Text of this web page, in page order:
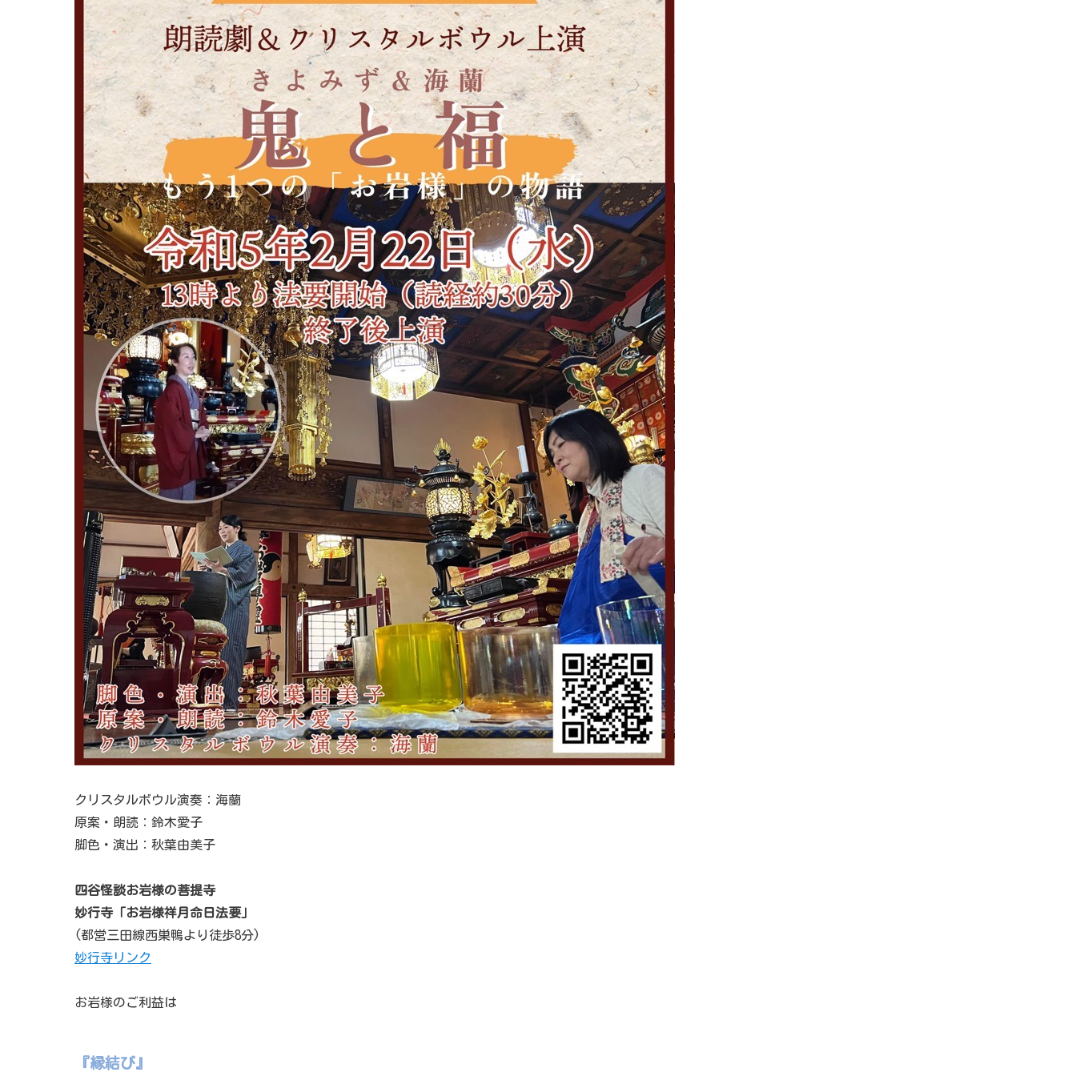
クリスタルボウル演奏：海蘭
原案・朗読：鈴木愛子
脚色・演出：秋葉由美子
四谷怪談お岩様の菩提寺
妙行寺「お岩様祥月命日法要」
(都営三田線西巣鴨より徒歩8分)
妙行寺リンク
お岩様のご利益は
『縁結び』